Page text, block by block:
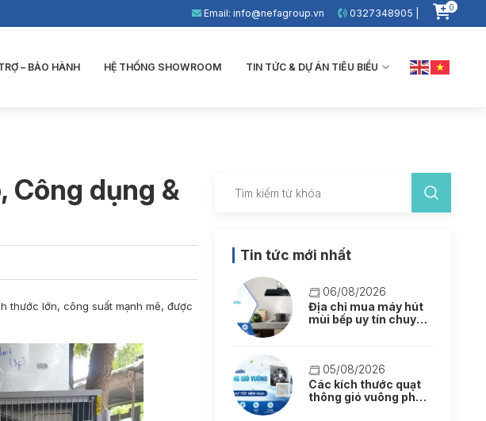
Email: info@nefagroup.vn 0327348905 | 0
– BẢO HÀNH HỆ THỐNG SHOWROOM TIN TỨC & DỰ ÁN TIÊU BIỂU
Công dụng &
thước lớn, công suất mạnh mẽ, được
Tin tức mới nhất
06/08/2026
Địa chỉ mua máy hút
mùi bếp uy tín chuyên
05/08/2026
Các kích thước quạt
thông gió vuông phổ